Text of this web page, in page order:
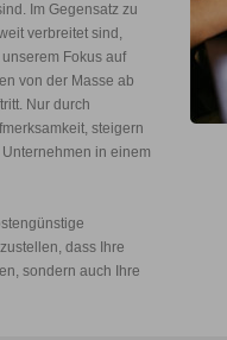
Im Gegensatz zu
verbreitet sind,
Fokus auf
von der Masse ab
Nur durch
steigern
in einem
dass Ihre
sondern auch Ihre